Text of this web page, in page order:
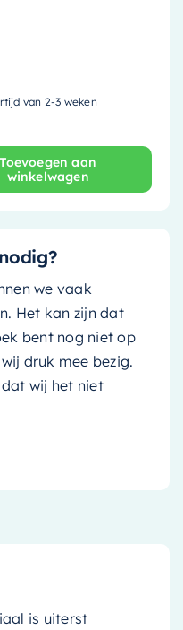
van 2-3 weken
- solid
Toevoegen aan
winkelwagen
we vaak
Het kan zijn dat
bent nog niet op
druk mee bezig.
wij het niet
is uiterst